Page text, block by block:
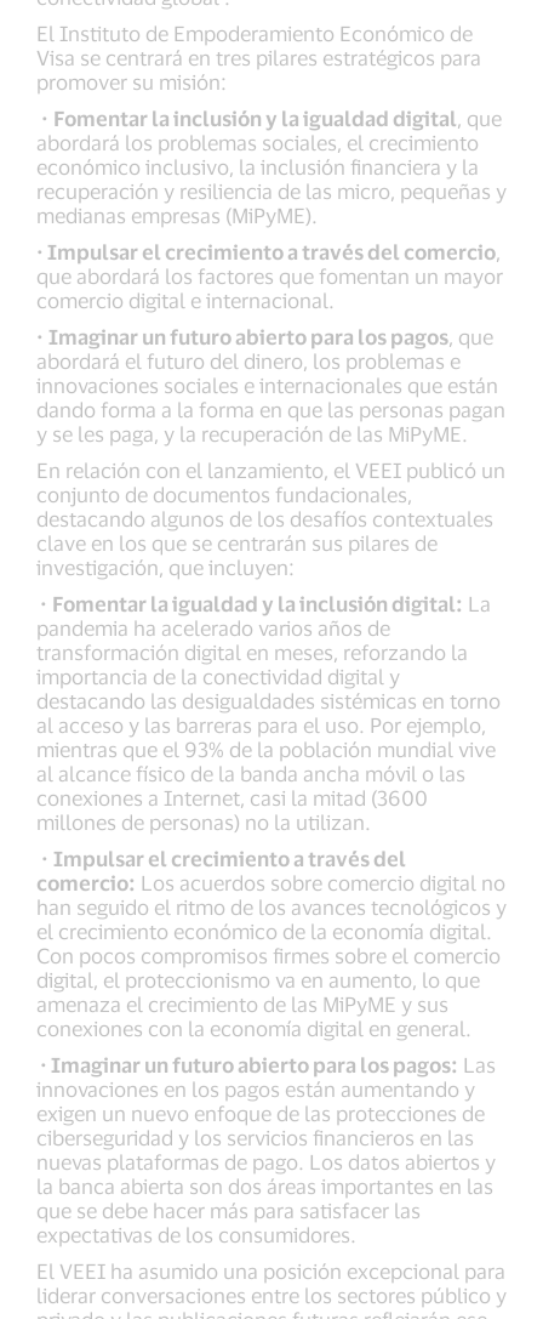
El Instituto de Empoderamiento Económico de
Visa se centrará en tres pilares estratégicos para
promover su misión:
· Fomentar la inclusión y la igualdad digital, que
abordará los problemas sociales, el crecimiento
económico inclusivo, la inclusión financiera y la
recuperación y resiliencia de las micro, pequeñas y
medianas empresas (MiPyME).
· Impulsar el crecimiento a través del comercio,
que abordará los factores que fomentan un mayor
comercio digital e internacional.
· Imaginar un futuro abierto para los pagos, que
abordará el futuro del dinero, los problemas e
innovaciones sociales e internacionales que están
dando forma a la forma en que las personas pagan
y se les paga, y la recuperación de las MiPyME.
En relación con el lanzamiento, el VEEI publicó un
conjunto de documentos fundacionales,
destacando algunos de los desafíos contextuales
clave en los que se centrarán sus pilares de
investigación, que incluyen:
· Fomentar la igualdad y la inclusión digital: La
pandemia ha acelerado varios años de
transformación digital en meses, reforzando la
importancia de la conectividad digital y
destacando las desigualdades sistémicas en torno
al acceso y las barreras para el uso. Por ejemplo,
mientras que el 93% de la población mundial vive
al alcance físico de la banda ancha móvil o las
conexiones a Internet, casi la mitad (3600
millones de personas) no la utilizan.
· Impulsar el crecimiento a través del
comercio: Los acuerdos sobre comercio digital no
han seguido el ritmo de los avances tecnológicos y
el crecimiento económico de la economía digital.
Con pocos compromisos firmes sobre el comercio
digital, el proteccionismo va en aumento, lo que
amenaza el crecimiento de las MiPyME y sus
conexiones con la economía digital en general.
· Imaginar un futuro abierto para los pagos: Las
innovaciones en los pagos están aumentando y
exigen un nuevo enfoque de las protecciones de
ciberseguridad y los servicios financieros en las
nuevas plataformas de pago. Los datos abiertos y
la banca abierta son dos áreas importantes en las
que se debe hacer más para satisfacer las
expectativas de los consumidores.
El VEEI ha asumido una posición excepcional para
liderar conversaciones entre los sectores público y